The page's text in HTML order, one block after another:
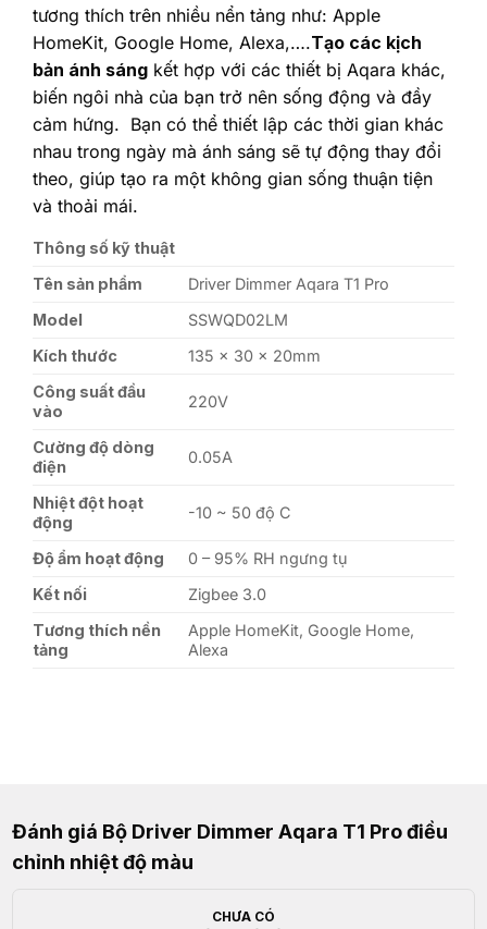
tương thích trên nhiều nển tảng như: Apple
HomeKit, Google Home, Alexa,….Tạo các kịch
bản ánh sáng kết hợp với các thiết bị Aqara khác,
biến ngôi nhà của bạn trở nên sống động và đầy
cảm hứng. Bạn có thể thiết lập các thời gian khác
nhau trong ngày mà ánh sáng sẽ tự động thay đổi
theo, giúp tạo ra một không gian sống thuận tiện
và thoải mái.
Thông số kỹ thuật
Tên sản phẩm
Driver Dimmer Aqara T1 Pro
Model
SSWQD02LM
Kích thước
135 x 30 x 20mm
Công suất đầu
vào
220V
Cường độ dòng
điện
0.05A
Nhiệt đột hoạt
động
-10 ~ 50 độ C
Độ ẩm hoạt động
0 – 95% RH ngưng tụ
Kết nối
Zigbee 3.0
Tương thích nền
tảng
Apple HomeKit, Google Home,
Alexa
Đánh giá Bộ Driver Dimmer Aqara T1 Pro điều
chỉnh nhiệt độ màu
CHƯA CÓ